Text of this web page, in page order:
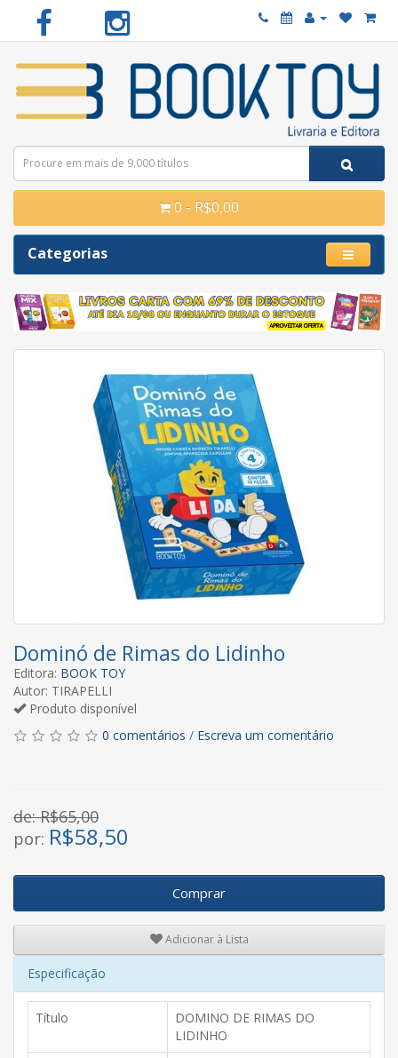
0 - R$0,00
Categorias
Dominó de Rimas do Lidinho
Editora: BOOK TOY
Autor: TIRAPELLI
Produto disponível
0 comentários / Escreva um comentário
de: R$65,00
por: R$58,50
Comprar
Adicionar à Lista
Especificação
Título
DOMINO DE RIMAS DO
LIDINHO